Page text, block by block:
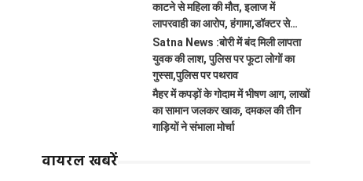
काटने से महिला की मौत, इलाज में
लापरवाही का आरोप, हंगामा,डॉक्टर से
झूमाझटकी
Satna News :बोरी में बंद मिली लापता
युवक की लाश, पुलिस पर फूटा लोगों का
गुस्सा,पुलिस पर पथराव
मैहर में कपड़ों के गोदाम में भीषण आग, लाखों
का सामान जलकर खाक, दमकल की तीन
गाड़ियों ने संभाला मोर्चा
वायरल खबरें